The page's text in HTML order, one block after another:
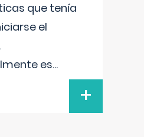
que tenía
el
es...
+